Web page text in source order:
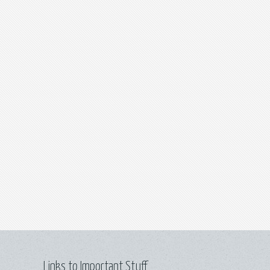
Links to Important Stuff